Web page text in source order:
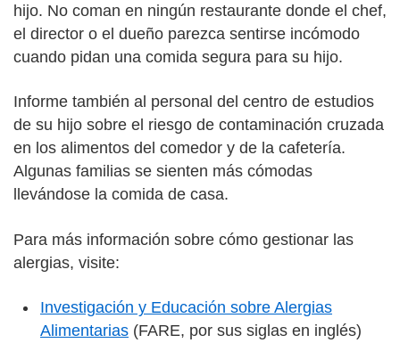
hijo. No coman en ningún restaurante donde el chef,
el director o el dueño parezca sentirse incómodo
cuando pidan una comida segura para su hijo.
Informe también al personal del centro de estudios
de su hijo sobre el riesgo de contaminación cruzada
en los alimentos del comedor y de la cafetería.
Algunas familias se sienten más cómodas
llevándose la comida de casa.
Para más información sobre cómo gestionar las
alergias, visite:
Investigación y Educación sobre Alergias
Alimentarias (FARE, por sus siglas en inglés)